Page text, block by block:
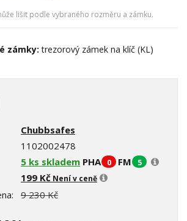
lišit podle vybraného rozměru a zámku.
zámky:trezorový zámek na klíč (KL)
Chubbsafes
1102002478
5 ks skladem PHA 0 FM 5
199 Kč Není v ceně
9 230 Kč